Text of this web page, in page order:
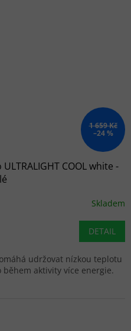
1 659 Kč
–24 %
COOL white -
Skladem
DETAIL
udržovat nízkou teplotu
aktivity více energie.